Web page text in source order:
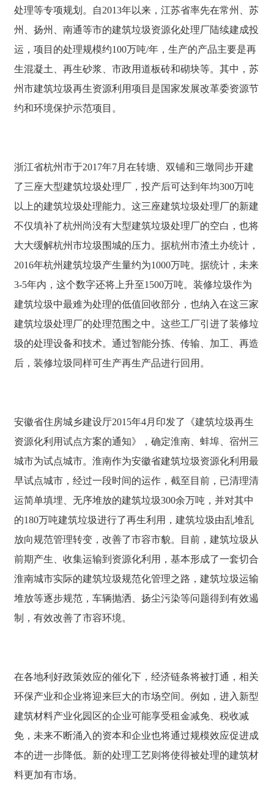
处理等专项规划。自2013年以来，江苏省率先在常州、苏
州、扬州、南通等市的建筑垃圾资源化处理厂陆续建成投
运，项目的处理规模约100万吨/年，生产的产品主要是再
生混凝土、再生砂浆、市政用道板砖和砌块等。其中，苏
州市建筑垃圾再生资源利用项目是国家发展改革委资源节
约和环境保护示范项目。
浙江省杭州市于2017年7月在转塘、双铺和三墩同步开建
了三座大型建筑垃圾处理厂，投产后可达到年均300万吨
以上的建筑垃圾处理能力。这三座建筑垃圾处理厂的新建
不仅填补了杭州尚没有大型建筑垃圾处理厂的空白，也将
大大缓解杭州市垃圾围城的压力。据杭州市渣土办统计，
2016年杭州建筑垃圾产生量约为1000万吨。据统计，未来
3-5年内，这个数字还将上升至1500万吨。装修垃圾作为
建筑垃圾中最难为处理的低值回收部分，也纳入在这三家
建筑垃圾处理厂的处理范围之中。这些工厂引进了装修垃
圾的处理设备和技术。通过智能分拣、传输、加工、再造
后，装修垃圾同样可生产再生产品进行回用。
安徽省住房城乡建设厅2015年4月印发了《建筑垃圾再生
资源化利用试点方案的通知》，确定淮南、蚌埠、宿州三
城市为试点城市。淮南作为安徽省建筑垃圾资源化利用最
早试点城市，经过一段时间的运作，截至目前，已清理清
运简单填埋、无序堆放的建筑垃圾300余万吨，并对其中
的180万吨建筑垃圾进行了再生利用，建筑垃圾由乱堆乱
放向规范管理转变，改善了市容市貌。目前，建筑垃圾从
前期产生、收集运输到资源化利用，基本形成了一套切合
淮南城市实际的建筑垃圾规范化管理之路，建筑垃圾运输
堆放等逐步规范，车辆抛洒、扬尘污染等问题得到有效遏
制，有效改善了市容环境。
在各地利好政策效应的催化下，经济链条将被打通，相关
环保产业和企业将迎来巨大的市场空间。例如，进入新型
建筑材料产业化园区的企业可能享受租金减免、税收减
免，未来不断涌入的资本和企业也将通过规模效应促进成
本的进一步降低。新的处理工艺则将使得被处理的建筑材
料更加有市场。